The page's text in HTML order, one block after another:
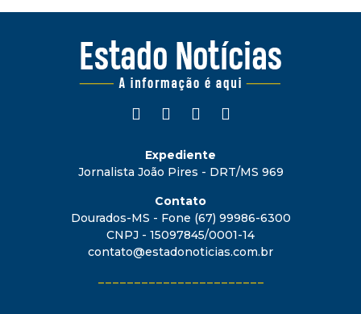
Expediente
Jornalista João Pires - DRT/MS 969
Contato
Dourados-MS - Fone (67) 99986-6300
CNPJ - 15097845/0001-14
contato@estadonoticias.com.br